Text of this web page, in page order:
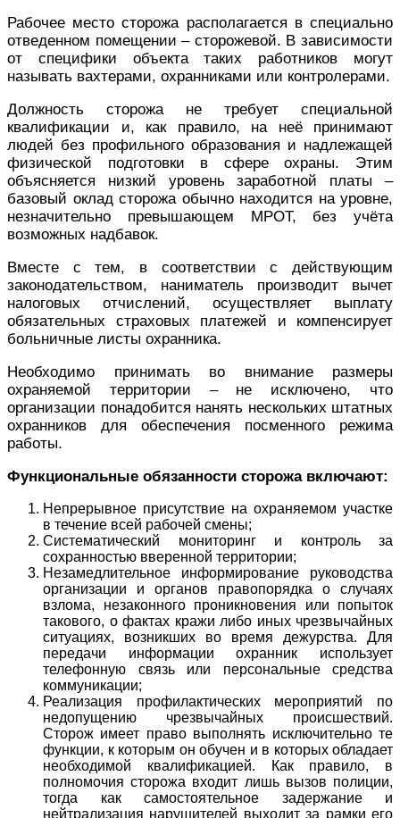
Рабочее место сторожа располагается в специально
отведенном помещении – сторожевой. В зависимости
от специфики объекта таких работников могут
называть вахтерами, охранниками или контролерами.
Должность сторожа не требует специальной
квалификации и, как правило, на неё принимают
людей без профильного образования и надлежащей
физической подготовки в сфере охраны. Этим
объясняется низкий уровень заработной платы –
базовый оклад сторожа обычно находится на уровне,
незначительно превышающем МРОТ, без учёта
возможных надбавок.
Вместе с тем, в соответствии с действующим
законодательством, наниматель производит вычет
налоговых отчислений, осуществляет выплату
обязательных страховых платежей и компенсирует
больничные листы охранника.
Необходимо принимать во внимание размеры
охраняемой территории – не исключено, что
организации понадобится нанять нескольких штатных
охранников для обеспечения посменного режима
работы.
Функциональные обязанности сторожа включают:
Непрерывное присутствие на охраняемом участке
в течение всей рабочей смены;
Систематический мониторинг и контроль за
сохранностью вверенной территории;
Незамедлительное информирование руководства
организации и органов правопорядка о случаях
взлома, незаконного проникновения или попыток
такового, о фактах кражи либо иных чрезвычайных
ситуациях, возникших во время дежурства. Для
передачи информации охранник использует
телефонную связь или персональные средства
коммуникации;
Реализация профилактических мероприятий по
недопущению чрезвычайных происшествий.
Сторож имеет право выполнять исключительно те
функции, к которым он обучен и в которых обладает
необходимой квалификацией. Как правило, в
полномочия сторожа входит лишь вызов полиции,
тогда как самостоятельное задержание и
нейтрализация нарушителей выходит за рамки его